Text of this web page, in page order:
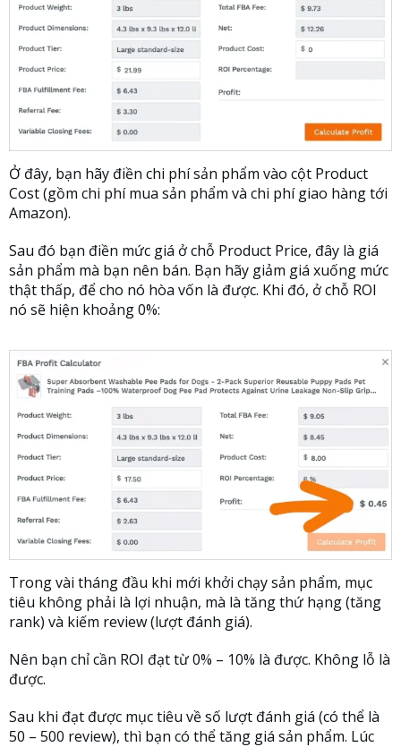
Ở đây, bạn hãy điền chi phí sản phẩm vào cột Product
Cost (gồm chi phí mua sản phẩm và chi phí giao hàng tới
Amazon).
Sau đó bạn điền mức giá ở chỗ Product Price, đây là giá
sản phẩm mà bạn nên bán. Bạn hãy giảm giá xuống mức
thật thấp, để cho nó hòa vốn là được. Khi đó, ở chỗ ROI
nó sẽ hiện khoảng 0%:
Trong vài tháng đầu khi mới khởi chạy sản phẩm, mục
tiêu không phải là lợi nhuận, mà là tăng thứ hạng (tăng
rank) và kiếm review (lượt đánh giá).
Nên bạn chỉ cần ROI đạt từ 0% – 10% là được. Không lỗ là
được.
Sau khi đạt được mục tiêu về số lượt đánh giá (có thể là
50 – 500 review), thì bạn có thể tăng giá sản phẩm. Lúc